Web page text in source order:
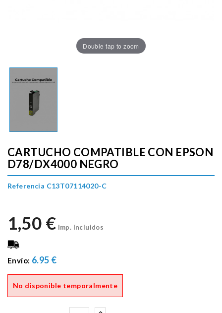
Double tap to zoom
CARTUCHO COMPATIBLE CON EPSON
D78/DX4000 NEGRO
Referencia C13T07114020-C
1,50 € Imp. Incluidos
Envío: 6.95 €
No disponible temporalmente